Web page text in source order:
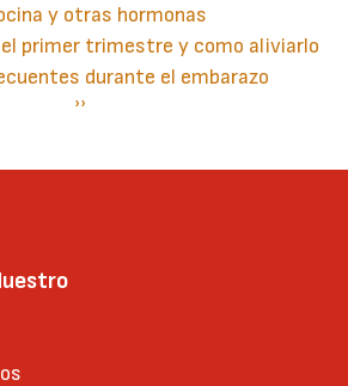
y otras hormonas
primer trimestre y como aliviarlo
durante el embarazo
Siguiente
››